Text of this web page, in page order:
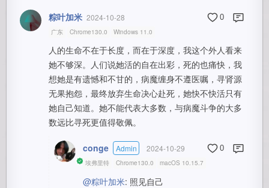
粽叶加米 2024-10-28 0
广东 Chrome130.0 Windows 11.0
人的生命不在于长度，而在于深度，我这个外人看来
她不够深。人们说她活的自在出彩，死的也痛快，我
想她是有遗憾和不甘的，病魔缠身不遵医嘱，寻肾源
无果抱怨，最终放弃生命决心赴死，她快不快活只有
她自己知道。她不能代表大多数，与病魔斗争的大多
数远比寻死更值得敬佩。
conge Admin 2024-10-29 0
埃弗里特 Chrome130.0 macOS 10.15.7
@粽叶加米: 照见自己